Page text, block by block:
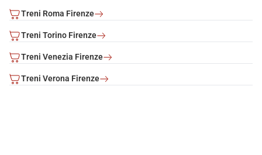
Treni Roma Firenze
Treni Torino Firenze
Treni Venezia Firenze
Treni Verona Firenze